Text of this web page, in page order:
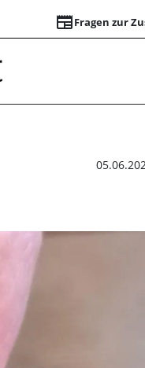
newspaperFragen zur